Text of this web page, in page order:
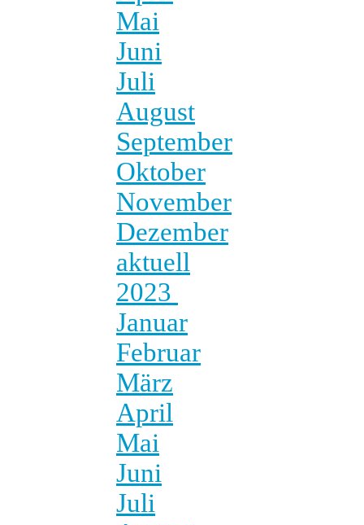
Mai
Juni
Juli
August
September
Oktober
November
Dezember
aktuell
2023
Januar
Februar
März
April
Mai
Juni
Juli